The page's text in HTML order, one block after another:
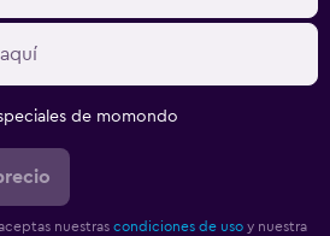
de momondo
nuestras condiciones de uso y nuestra